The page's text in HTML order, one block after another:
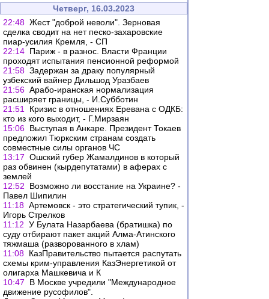
Четверг, 16.03.2023
22:48 Жест "доброй неволи". Зерновая
сделка сводит на нет песко-захаровские
пиар-усилия Кремля, - СП
22:14 Париж - в разнос. Власти Франции
проходят испытания пенсионной реформой
21:58 Задержан за драку популярный
узбекский вайнер Дильшод Уразбаев
21:56 Арабо-иранская нормализация
расширяет границы, - И.Субботин
21:51
Кризис в отношениях Еревана с ОДКБ:
кто из кого выходит, - Г.Мирзаян
15:06 Выступая в Анкаре. Президент Токаев
предложил Тюркским странам создать
совместные силы органов ЧС
13:17 Ошский губер Жамалдинов в который
раз обвинен (кырдепутатами) в аферах с
землей
12:52
Возможно ли восстание на Украине? -
Павел Шипилин
11:18 Артемовск - это стратегический тупик, -
Игорь Стрелков
11:12 У Булата Назарбаева (братишка) по
суду отбирают пакет акций Алма-Атинского
тяжмаша (разворованного в хлам)
11:08 КазПравительство пытается распутать
схемы крим-управления КазЭнергетикой от
олигарха Машкевича и К
10:47
В Москве учредили "Международное
движение русофилов".